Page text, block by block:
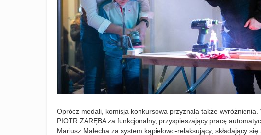
Oprócz medali, komisja konkursowa przyznała także
PIOTR ZARĘBA za funkcjonalny, przyspieszający pracę
Mariusz Malecha za system kąpielowo-relaksujący, składający